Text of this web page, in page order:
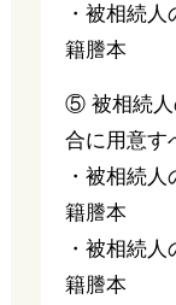
・被相続
籍謄本
⑤ 被相続人
合に用意す
・被相続
籍謄本
・被相続
籍謄本